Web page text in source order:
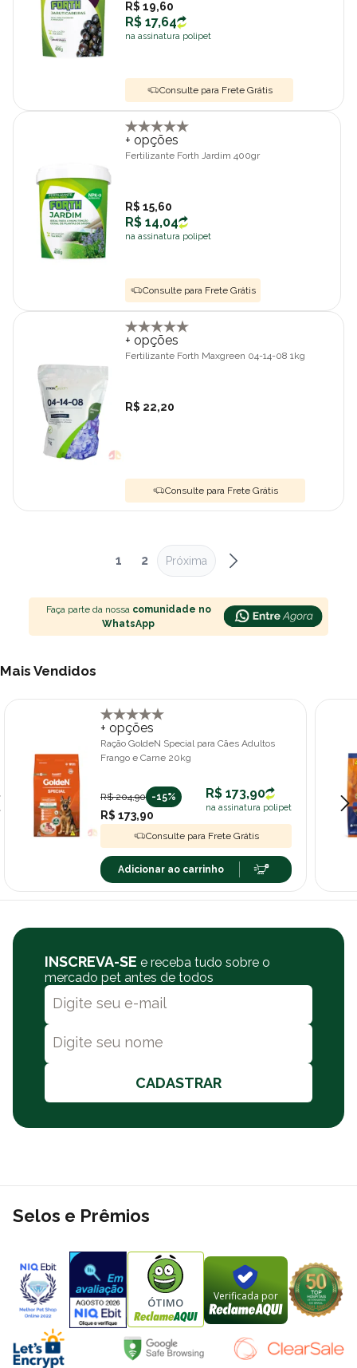
R$ 19,60
R$ 17,64
na assinatura polipet
Consulte para Frete Grátis
+ opções
Fertilizante Forth Jardim 400gr
R$ 15,60
R$ 14,04
na assinatura polipet
Consulte para Frete Grátis
+ opções
Fertilizante Forth Maxgreen 04-14-08 1kg
R$ 22,20
Consulte para Frete Grátis
1 2 Próxima
Faça parte da nossa comunidade no
WhatsApp
Mais Vendidos
+ opções
Ração GoldeN Special para Cães Adultos
Frango e Carne 20kg
R$ 204,90 -15%
R$ 173,90
R$ 173,90
na assinatura polipet
Consulte para Frete Grátis
Adicionar ao carrinho
INSCREVA-SE e receba tudo sobre o
mercado pet antes de todos
CADASTRAR
Selos e Prêmios
ÓTIMO Verificada por